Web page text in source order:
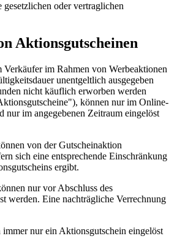
oder vertraglichen
Aktionsgutscheinen
Verkäufer im Rahmen von Werbeaktionen
unentgeltlich ausgegeben
nicht käuflich erworben werden
können nur im Online-
nur im angegebenen Zeitraum eingelöst
von der Gutscheinaktion
sich eine entsprechende Einschränkung
ergibt.
nur vor Abschluss des
werden. Eine nachträgliche Verrechnung
nur ein Aktionsgutschein eingelöst